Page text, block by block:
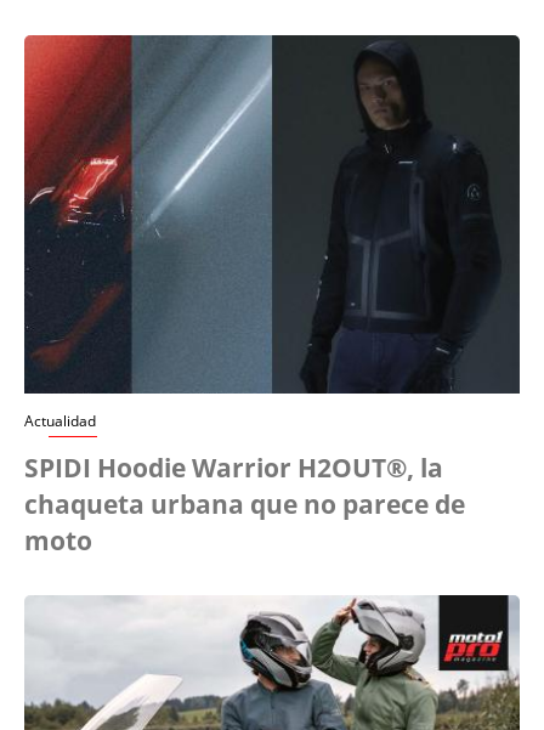
Actualidad
SPIDI Hoodie Warrior H2OUT®, la
chaqueta urbana que no parece de
moto